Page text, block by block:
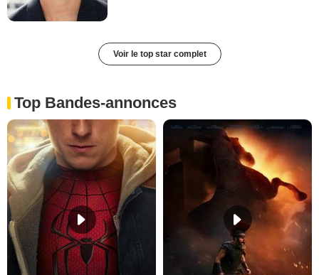
Voir le top star complet
Top Bandes-annonces